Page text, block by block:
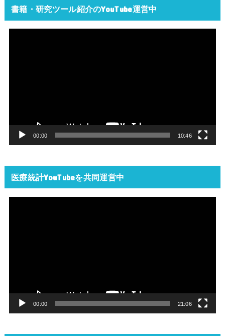
書籍・研究ツール紹介のYouTube運営中
00:00 10:46
医療統計YouTubeを共同運営中
00:00 21:06